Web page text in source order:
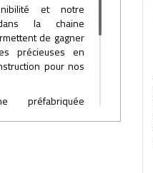
et notre
la chaine
de gagner
précieuses en
pour nos
préfabriquée